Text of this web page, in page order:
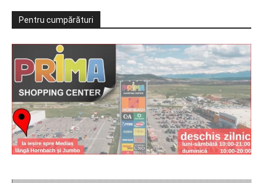
Pentru cumpărături